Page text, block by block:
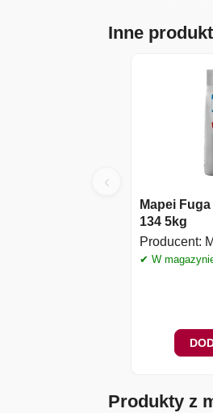
Inne
‹
Mapei
134 5kg
Producent:
✔ W
Produkty z